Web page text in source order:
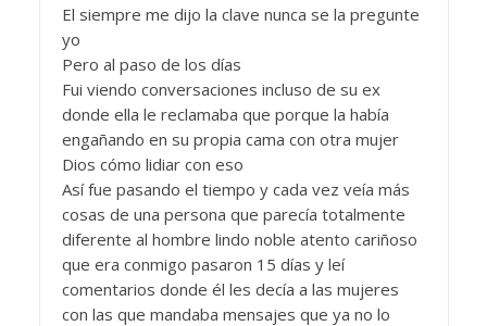
El siempre me dijo la clave nunca se la pregunte
yo
Pero al paso de los días
Fui viendo conversaciones incluso de su ex
donde ella le reclamaba que porque la había
engañando en su propia cama con otra mujer
Dios cómo lidiar con eso
Así fue pasando el tiempo y cada vez veía más
cosas de una persona que parecía totalmente
diferente al hombre lindo noble atento cariñoso
que era conmigo pasaron 15 días y leí
comentarios donde él les decía a las mujeres
con las que mandaba mensajes que ya no lo